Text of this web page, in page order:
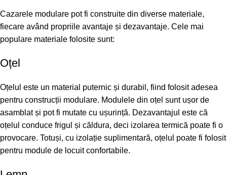
Cazarele modulare pot fi construite din diverse materiale,
fiecare având propriile avantaje și dezavantaje. Cele mai
populare materiale folosite sunt:
Oțel
Oțelul este un material puternic și durabil, fiind folosit adesea
pentru construcții modulare. Modulele din oțel sunt ușor de
asamblat și pot fi mutate cu ușurință. Dezavantajul este că
oțelul conduce frigul și căldura, deci izolarea termică poate fi o
provocare. Totuși, cu izolație suplimentară, oțelul poate fi folosit
pentru module de locuit confortabile.